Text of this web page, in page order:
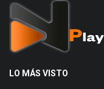
LO MÁS VISTO